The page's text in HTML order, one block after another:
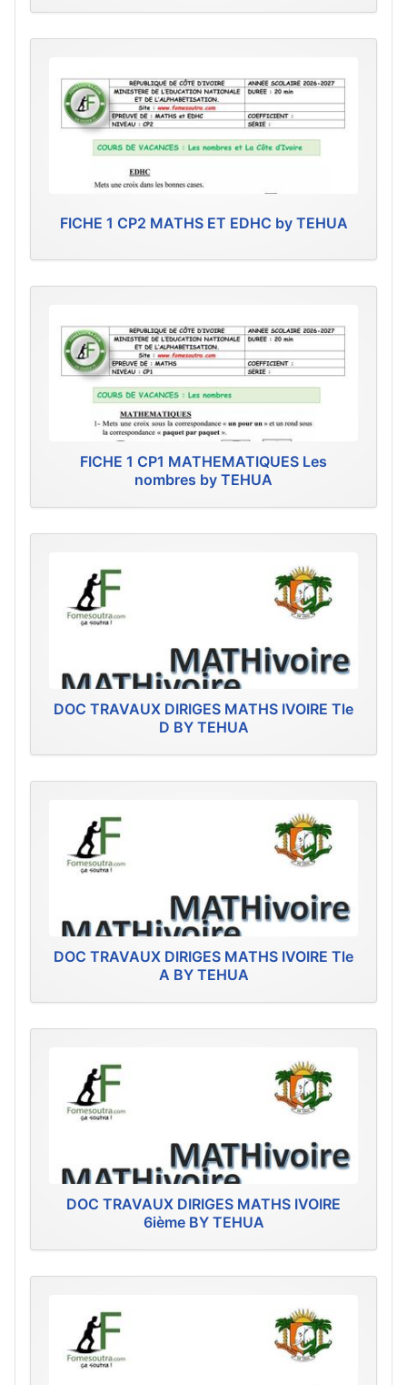
FICHE 1 CP2 MATHS ET EDHC by TEHUA
FICHE 1 CP1 MATHEMATIQUES Les
nombres by TEHUA
DOC TRAVAUX DIRIGES MATHS IVOIRE Tle
D BY TEHUA
DOC TRAVAUX DIRIGES MATHS IVOIRE Tle
A BY TEHUA
DOC TRAVAUX DIRIGES MATHS IVOIRE
6ième BY TEHUA